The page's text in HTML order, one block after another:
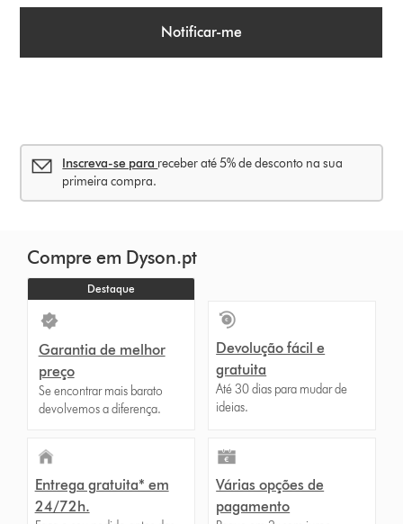
Notificar-me
Inscreva-se para receber até 5% de desconto na sua
primeira compra.
Compre em Dyson.pt
Destaque
Garantia de melhor
preço
Se encontrar mais barato
devolvemos a diferença.
Devolução fácil e
gratuita
Até 30 dias para mudar de
ideias.
Entrega gratuita* em
24/72h.
Várias opções de
pagamento